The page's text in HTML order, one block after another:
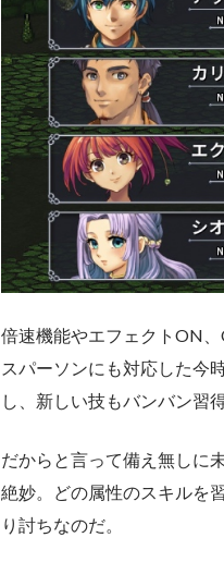
倍速機能やエフェクトON
スパーソンにも対応した今
し、新しい技もバンバン習得
だからと言って備え無しに
絶妙。どの属性のスキルを
り討ちなのだ。